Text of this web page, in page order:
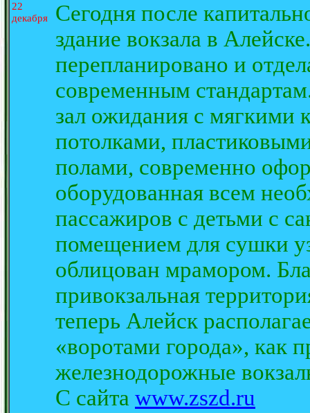
22
декабря
Сегодня после
здание вокзала в
перепланировано и
современным
зал ожидания с мягкими
потолками,
полами, современно
оборудованная всем
пассажиров с детьми с
помещением для сушки
облицован мрамором.
привокзальная
теперь Алейск
«воротами города», как
железнодорожные
С сайта www.zszd.ru